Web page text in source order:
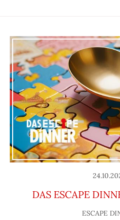
DAS ESCAPE
ESCAPE